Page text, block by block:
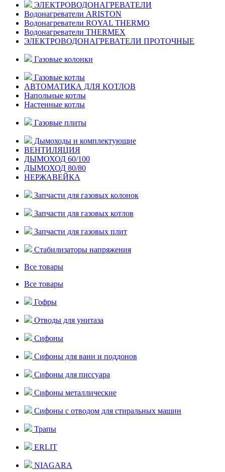
ЭЛЕКТРОВОДОНАГРЕВАТЕЛИ
Водонагреватели ARISTON
Водонагреватели ROYAL THERMO
Водонагреватели THERMEX
ЭЛЕКТРОВОДОНАГРЕВАТЕЛИ ПРОТОЧНЫЕ
Газовые колонки
Газовые котлы
АВТОМАТИКА ДЛЯ КОТЛОВ
Напольные котлы
Настенные котлы
Газовые плиты
Дымоходы и комплектующие
ВЕНТИЛЯЦИЯ
ДЫМОХОД 60/100
ДЫМОХОД 80/80
НЕРЖАВЕЙКА
Запчасти для газовых колонок
Запчасти для газовых котлов
Запчасти для газовых плит
Стабилизаторы напряжения
Все товары
Все товары
Гофры
Отводы для унитаза
Сифоны
Сифоны для ванн и поддонов
Сифоны для писсуара
Сифоны металлические
Сифоны с отводом для стиральных машин
Трапы
ERLIT
NIAGARA